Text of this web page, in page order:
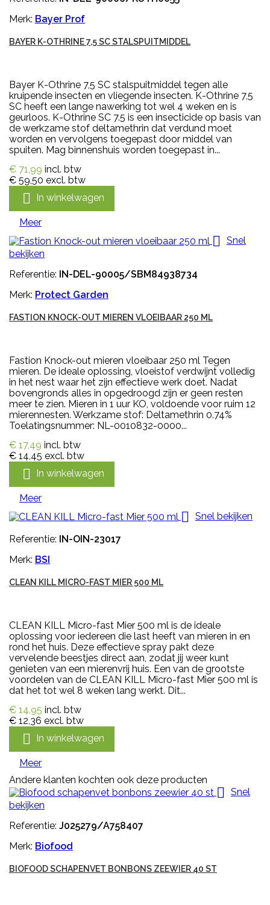
Merk: Bayer Prof
BAYER K-OTHRINE 7,5 SC STALSPUITMIDDEL
Bayer K-Othrine 7,5 SC stalspuitmiddel tegen alle
kruipende insecten en vliegende insecten. K-Othrine 7,5
SC heeft een lange nawerking tot wel 4 weken en is
geurloos. K-Othrine SC 7.5 is een insecticide op basis van
de werkzame stof deltamethrin dat verdund moet
worden en vervolgens toegepast door middel van
spuiten. Mag binnenshuis worden toegepast in...
€ 71,99 incl. btw
€ 59,50 excl. btw
 In winkelwagen
Meer
 Snel
bekijken
Referentie: IN-DEL-90005/SBM84938734
Merk: Protect Garden
FASTION KNOCK-OUT MIEREN VLOEIBAAR 250 ML
Fastion Knock-out mieren vloeibaar 250 ml Tegen
mieren. De ideale oplossing, vloeistof verdwijnt volledig
in het nest waar het zijn effectieve werk doet. Nadat
bovengronds alles in opgedroogd zijn er geen resten
meer te zien. Mieren in 1 uur KO, voldoende voor ruim 12
mierennesten. Werkzame stof: Deltamethrin 0.74%
Toelatingsnummer: NL-0010832-0000...
€ 17,49 incl. btw
€ 14,45 excl. btw
 In winkelwagen
Meer
 Snel bekijken
Referentie: IN-OIN-23017
Merk: BSI
CLEAN KILL MICRO-FAST MIER 500 ML
CLEAN KILL Micro-fast Mier 500 ml is de ideale
oplossing voor iedereen die last heeft van mieren in en
rond het huis. Deze effectieve spray pakt deze
vervelende beestjes direct aan, zodat jij weer kunt
genieten van een mierenvrij huis. Een van de grootste
voordelen van de CLEAN KILL Micro-fast Mier 500 ml is
dat het tot wel 8 weken lang werkt. Dit...
€ 14,95 incl. btw
€ 12,36 excl. btw
 In winkelwagen
Meer
Andere klanten kochten ook deze producten
 Snel
bekijken
Referentie: J025279/A758407
Merk: Biofood
BIOFOOD SCHAPENVET BONBONS ZEEWIER 40 ST